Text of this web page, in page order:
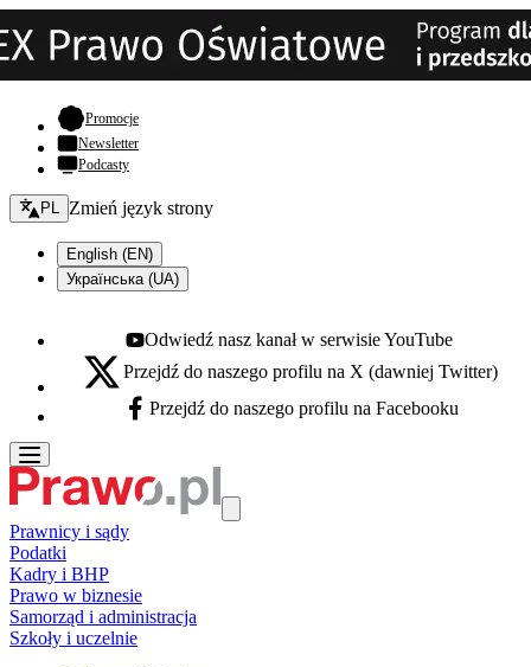
Promocje- otwiera się w nowej karcie
Newsletter
Podcasty
Zmień język - bieżący:
PL Zmień język strony
English (EN)
Українська (UA)
Youtube - otwiera się w nowej karcie
Odwiedź nasz kanał w serwisie YouTube
X - otwiera się w nowej karcie
Przejdź do naszego profilu na X (dawniej Twitter)
Facebook - otwiera się w nowej karcie
Przejdź do naszego profilu na Facebooku
Prawnicy i sądy
Podatki
Kadry i BHP
Prawo w biznesie
Samorząd i administracja
Szkoły i uczelnie